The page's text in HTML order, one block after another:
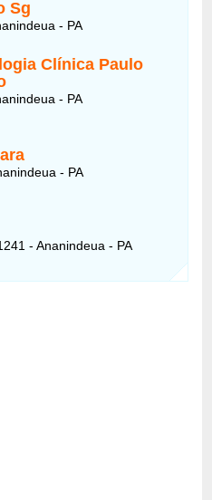
Sg
- PA
Clínica Paulo
- PA
- PA
- Ananindeua - PA